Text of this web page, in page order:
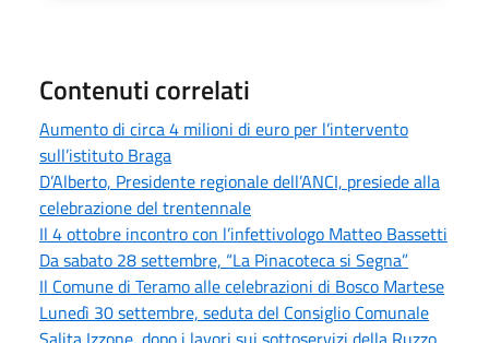
Contenuti correlati
Aumento di circa 4 milioni di euro per l’intervento
sull’istituto Braga
D’Alberto, Presidente regionale dell’ANCI, presiede alla
celebrazione del trentennale
Il 4 ottobre incontro con l’infettivologo Matteo Bassetti
Da sabato 28 settembre, “La Pinacoteca si Segna”
Il Comune di Teramo alle celebrazioni di Bosco Martese
Lunedì 30 settembre, seduta del Consiglio Comunale